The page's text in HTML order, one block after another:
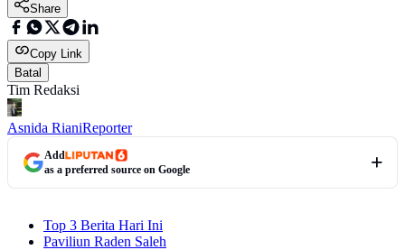
Share
Copy Link
Batal
Tim Redaksi
Asnida RianiReporter
Add
as a preferred source on Google
Top 3 Berita Hari Ini
Paviliun Raden Saleh